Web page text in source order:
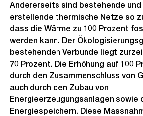
Andererseits sind bestehende und
erstellende thermische Netze so
dass die Wärme zu 100 Prozent
werden kann. Der
bestehenden Verbunde liegt
70 Prozent. Die Erhöhung auf 100
durch den Zusammenschluss von
auch durch den Zubau von
Energieerzeugungsanlagen sowie
Energiespeichern. Diese